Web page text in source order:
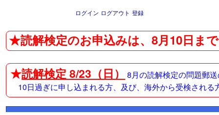
ログイン ログアウト 登録
★読解検定のお申込みは、8月10日ま
★読解検定 8/23（日）
8月の読解検定の問題郵
10日過ぎに申し込まれる方、及び、海外から受検され